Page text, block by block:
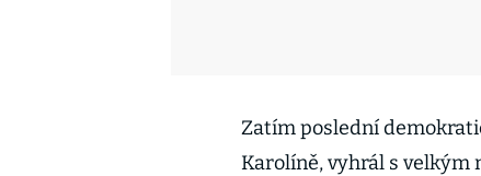
Zatím poslední
Karolíně, vyhrál s velkým